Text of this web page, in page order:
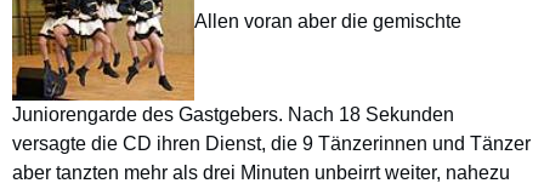
Allen voran aber die gemischte
Juniorengarde des Gastgebers. Nach 18 Sekunden
versagte die CD ihren Dienst, die 9 Tänzerinnen und Tänzer
aber tanzten mehr als drei Minuten unbeirrt weiter, nahezu